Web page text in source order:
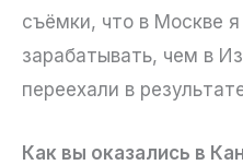
съёмки, что в Москве
зарабатывать, чем в
переехали в
Как вы оказались в